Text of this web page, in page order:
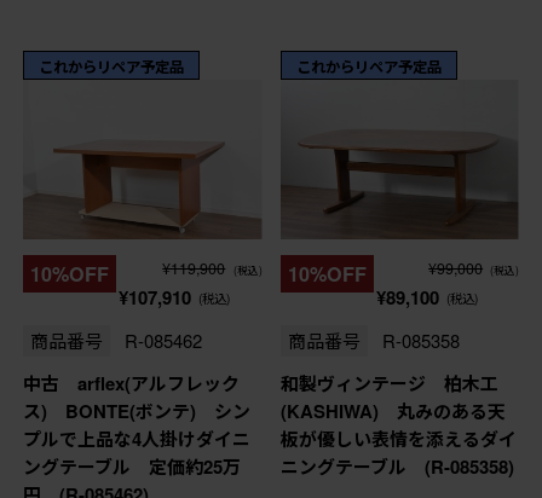
これからリペア予定品
10%OFF ¥119,900 (税込)
¥107,910 (税込)
商品番号 R-085462
中古 arflex(アルフレック
ス) BONTE(ボンテ) シン
プルで上品な4人掛けダイニ
ングテーブル 定価約25万
これからリペア予定品
10%OFF ¥99,000 (税込)
¥89,100 (税込)
商品番号 R-085358
和製ヴィンテージ 柏木工
(KASHIWA) 丸みのある天
板が優しい表情を添えるダイ
ニングテーブル (R-085358)